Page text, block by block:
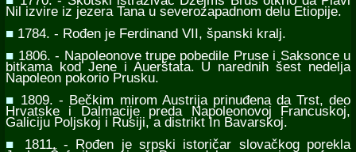
Nil izvire iz jezera Tana u severozapadnom delu Etiopije.
■ 1784. - Rođen je Ferdinand VII, španski kralj.
■ 1806. - Napoleonove trupe pobedile Pruse i Saksonce u
bitkama kod Jene i Auerštata. U narednih šest nedelja
Napoleon pokorio Prusku.
■ 1809. - Bečkim mirom Austrija prinuđena da Trst, deo
Hrvatske i Dalmacije preda Napoleonovoj Francuskoj,
Galiciju Poljskoj i Rusiji, a distrikt In Bavarskoj.
■ 1811. - Rođen je srpski istoričar slovačkog porekla